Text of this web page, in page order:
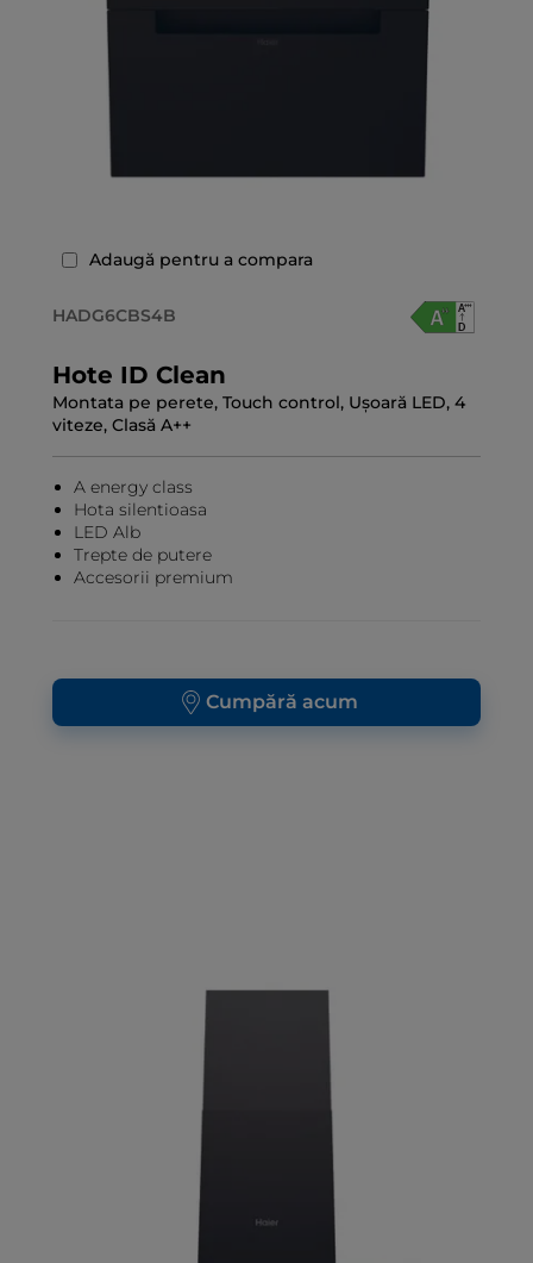
Adaugă pentru a compara
HADG6CBS4B
Hote ID Clean
Montata pe perete, Touch control, Ușoară LED, 4
viteze, Clasă A++
A energy class
Hota silentioasa
LED Alb
Trepte de putere
Accesorii premium
Cumpără acum